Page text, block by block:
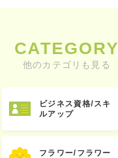
CATEGORY
他のカテゴリも見る
ビジネス資格/スキ
ルアップ
フラワー/フラワー